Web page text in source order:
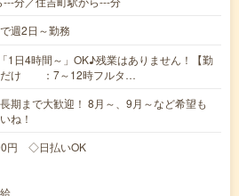
週2日～勤務
1日4時間～」OK♪残業はありません！【勤
だけ ：7～12時フルタ…
長期まで大歓迎！ 8月～、9月～など希望も
ね！
円 ◇日払いOK